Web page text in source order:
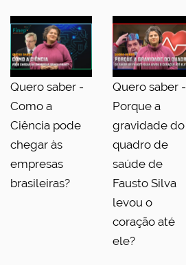
Quero saber -
Como a
Ciência pode
chegar às
empresas
brasileiras?
Quero saber -
Porque a
gravidade do
quadro de
saúde de
Fausto Silva
levou o
coração até
ele?